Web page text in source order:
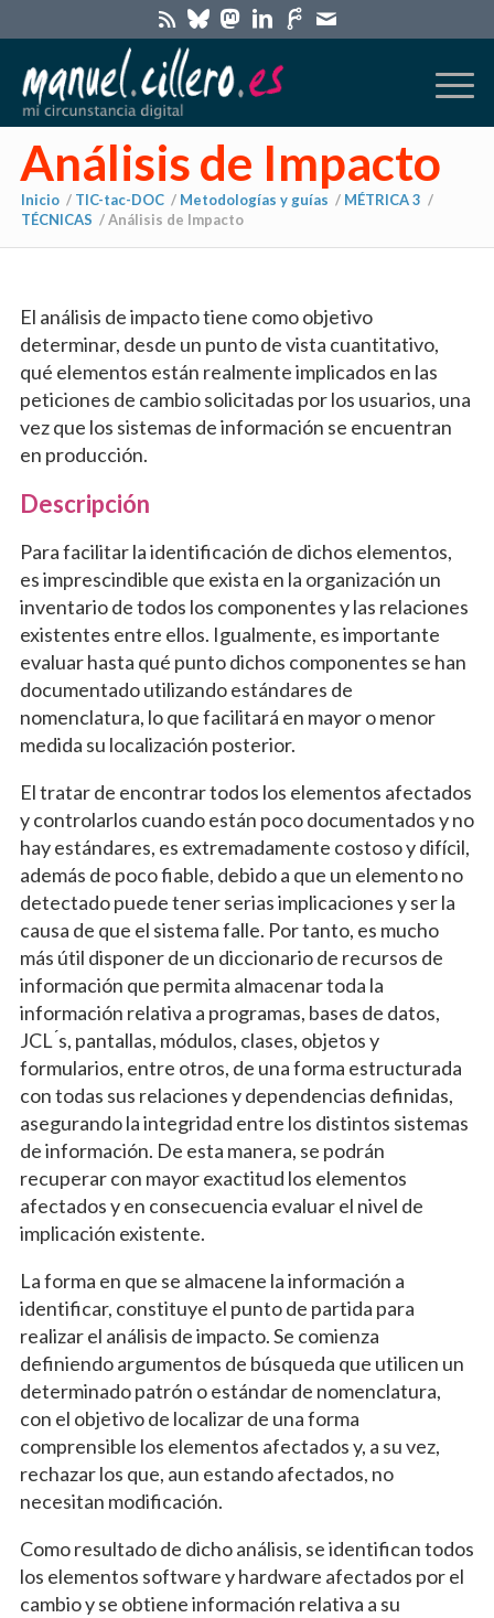
Análisis de Impacto
Inicio / TIC-tac-DOC / Metodologías y guías / MÉTRICA 3 /
TÉCNICAS /Análisis de Impacto
El análisis de impacto tiene como objetivo
determinar, desde un punto de vista cuantitativo,
qué elementos están realmente implicados en las
peticiones de cambio solicitadas por los usuarios, una
vez que los sistemas de información se encuentran
en producción.
Descripción
Para facilitar la identificación de dichos elementos,
es imprescindible que exista en la organización un
inventario de todos los componentes y las relaciones
existentes entre ellos. Igualmente, es importante
evaluar hasta qué punto dichos componentes se han
documentado utilizando estándares de
nomenclatura, lo que facilitará en mayor o menor
medida su localización posterior.
El tratar de encontrar todos los elementos afectados
y controlarlos cuando están poco documentados y no
hay estándares, es extremadamente costoso y difícil,
además de poco fiable, debido a que un elemento no
detectado puede tener serias implicaciones y ser la
causa de que el sistema falle. Por tanto, es mucho
más útil disponer de un diccionario de recursos de
información que permita almacenar toda la
información relativa a programas, bases de datos,
JCL ́s, pantallas, módulos, clases, objetos y
formularios, entre otros, de una forma estructurada
con todas sus relaciones y dependencias definidas,
asegurando la integridad entre los distintos sistemas
de información. De esta manera, se podrán
recuperar con mayor exactitud los elementos
afectados y en consecuencia evaluar el nivel de
implicación existente.
La forma en que se almacene la información a
identificar, constituye el punto de partida para
realizar el análisis de impacto. Se comienza
definiendo argumentos de búsqueda que utilicen un
determinado patrón o estándar de nomenclatura,
con el objetivo de localizar de una forma
comprensible los elementos afectados y, a su vez,
rechazar los que, aun estando afectados, no
necesitan modificación.
Como resultado de dicho análisis, se identifican todos
los elementos software y hardware afectados por el
cambio y se obtiene información relativa a su